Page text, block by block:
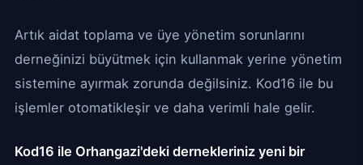
Artık aidat toplama ve üye yönetim sorunlarını
derneğinizi büyütmek için kullanmak yerine yönetim
sistemine ayırmak zorunda değilsiniz. Kod16 ile bu
işlemler otomatikleşir ve daha verimli hale gelir.
Kod16 ile Orhangazi'deki dernekleriniz yeni bir